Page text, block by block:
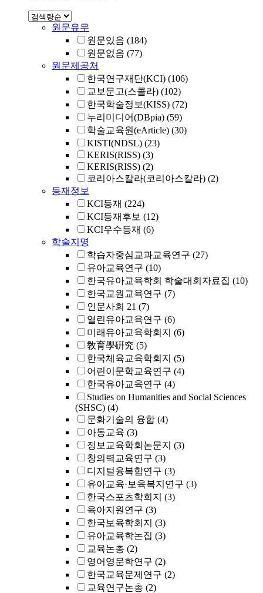
원문유무
원문있음 (184)
원문없음 (77)
원문제공처
한국연구재단(KCI) (106)
교보문고(스콜라) (102)
한국학술정보(KISS) (72)
누리미디어(DBpia) (59)
학술교육원(eArticle) (30)
KISTI(NDSL) (23)
KERIS(RISS) (3)
KERIS(RISS) (2)
코리아스칼라(코리아스칼라) (2)
등재정보
KCI등재 (224)
KCI등재후보 (12)
KCI우수등재 (6)
학술지명
학습자중심교과교육연구 (27)
유아교육연구 (10)
한국유아교육학회 학술대회자료집 (10)
한국교원교육연구 (7)
인문사회 21 (7)
열린유아교육연구 (6)
미래유아교육학회지 (6)
敎育學硏究 (5)
한국체육교육학회지 (5)
어린이문학교육연구 (4)
한국유아교육연구 (4)
Studies on Humanities and Social Sciences
(SHSC) (4)
문화기술의 융합 (4)
아동교육 (3)
정보교육학회논문지 (3)
창의력교육연구 (3)
디지털융복합연구 (3)
유아교육·보육복지연구 (3)
한국스포츠학회지 (3)
육아지원연구 (3)
한국보육학회지 (3)
유아교육학논집 (3)
교육논총 (2)
영어영문학연구 (2)
한국교육문제연구 (2)
교육연구논총 (2)